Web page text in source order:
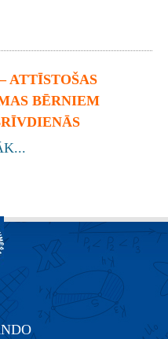
ATTĪSTOŠAS
BĒRNIEM